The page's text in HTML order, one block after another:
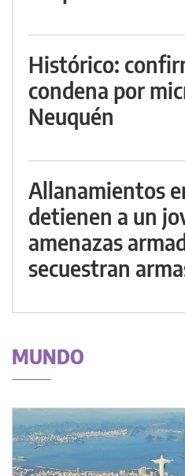
Histórico:
condena por
Neuquén
Allanamientos
detienen a un
amenazas
secuestran
MUNDO